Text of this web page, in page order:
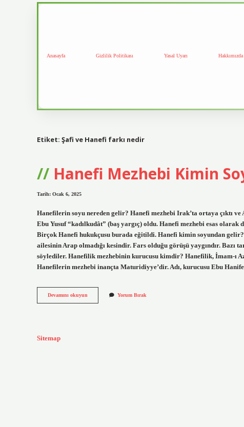
Anasayfa Gizlilik Politikası Yasal Uyarı Hakkımızda
Etiket: Şafi ve Hanefi farkı nedir
Hanefi Mezhebi Kimin
Tarih: Ocak 6, 2025
Hanefilerin soyu nereden gelir? Hanefi mezhebi Irak’ta ortaya çıktı
Ebu Yusuf “kadılkudât” (baş yargıç) oldu. Hanefi mezhebi esas
Birçok Hanefi hukukçusu burada eğitildi. Hanefi kimin soyundan
ailesinin Arap olmadığı kesindir. Fars olduğu görüşü yaygındır. Bazı
söylediler. Hanefilik mezhebinin kurucusu kimdir? Hanefilik, İmam-ı
Hanefilerin mezhebi inançta Maturidiyye’dir. Adı, kurucusu Ebu
Devamını okuyun
Mezhebi
Yorum Bırak
Sitemap